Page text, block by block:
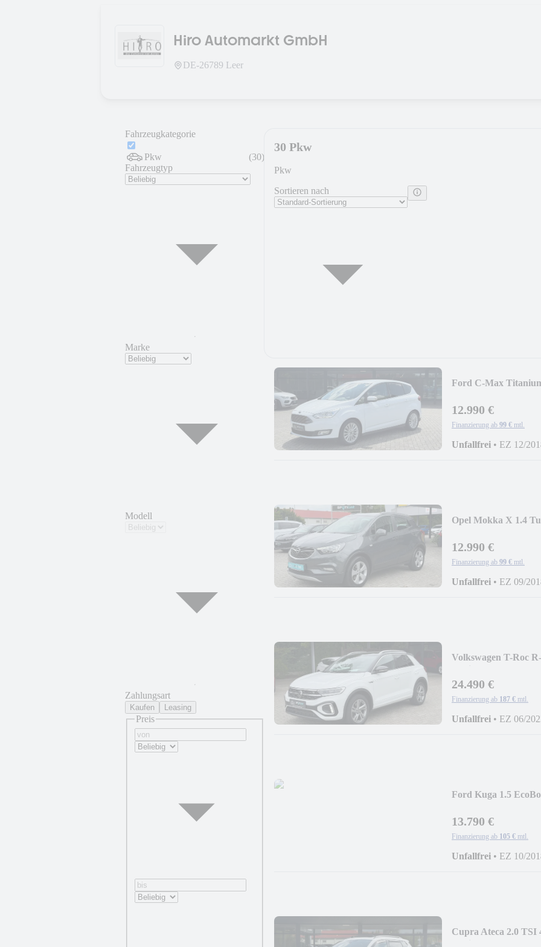
Hiro Automarkt GmbH
DE-26789 Leer
Fahrzeugkategorie
Pkw (30)
Fahrzeugtyp
Marke
Modell
Zahlungsart
Kaufen Leasing
Preis
30 Pkw
Pkw
Sortieren nach
Ford C-Max
12.990 €
Finanzierung ab 99 € mtl.
Unfallfrei • EZ 12/
Opel Mokka X 1.4
12.990 €
Finanzierung ab 99 € mtl.
Unfallfrei • EZ 09/
Volkswagen T-Roc
24.490 €
Finanzierung ab 187 € mtl.
Unfallfrei • EZ 06/
Ford Kuga 1.5
13.790 €
Finanzierung ab 105 € mtl.
Unfallfrei • EZ 10/
Cupra Ateca 2.0 TSI